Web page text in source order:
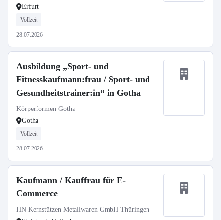
Erfurt
Vollzeit
28.07.2026
Ausbildung „Sport- und
Fitnesskaufmann:frau / Sport- und
Gesundheitstrainer:in“ in Gotha
Körperformen Gotha
Gotha
Vollzeit
28.07.2026
Kaufmann / Kauffrau für E-
Commerce
HN Kernstützen Metallwaren GmbH Thüringen